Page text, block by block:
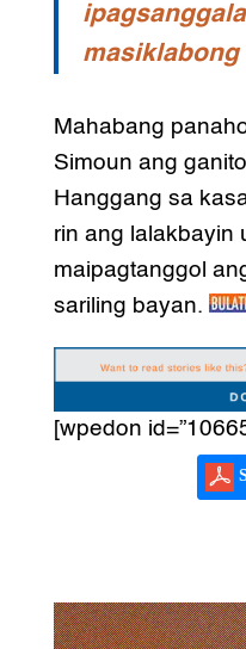
masiklabong
Mahabang
Simoun ang
Hanggang sa
rin ang lalakbayin
maipagtanggol
sariling bayan.
[wpedon